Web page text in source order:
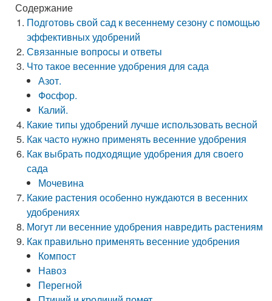
Содержание
Подготовь свой сад к весеннему сезону с помощью
эффективных удобрений
Связанные вопросы и ответы
Что такое весенние удобрения для сада
Азот.
Фосфор.
Калий.
Какие типы удобрений лучше использовать весной
Как часто нужно применять весенние удобрения
Как выбрать подходящие удобрения для своего
сада
Мочевина
Какие растения особенно нуждаются в весенних
удобрениях
Могут ли весенние удобрения навредить растениям
Как правильно применять весенние удобрения
Компост
Навоз
Перегной